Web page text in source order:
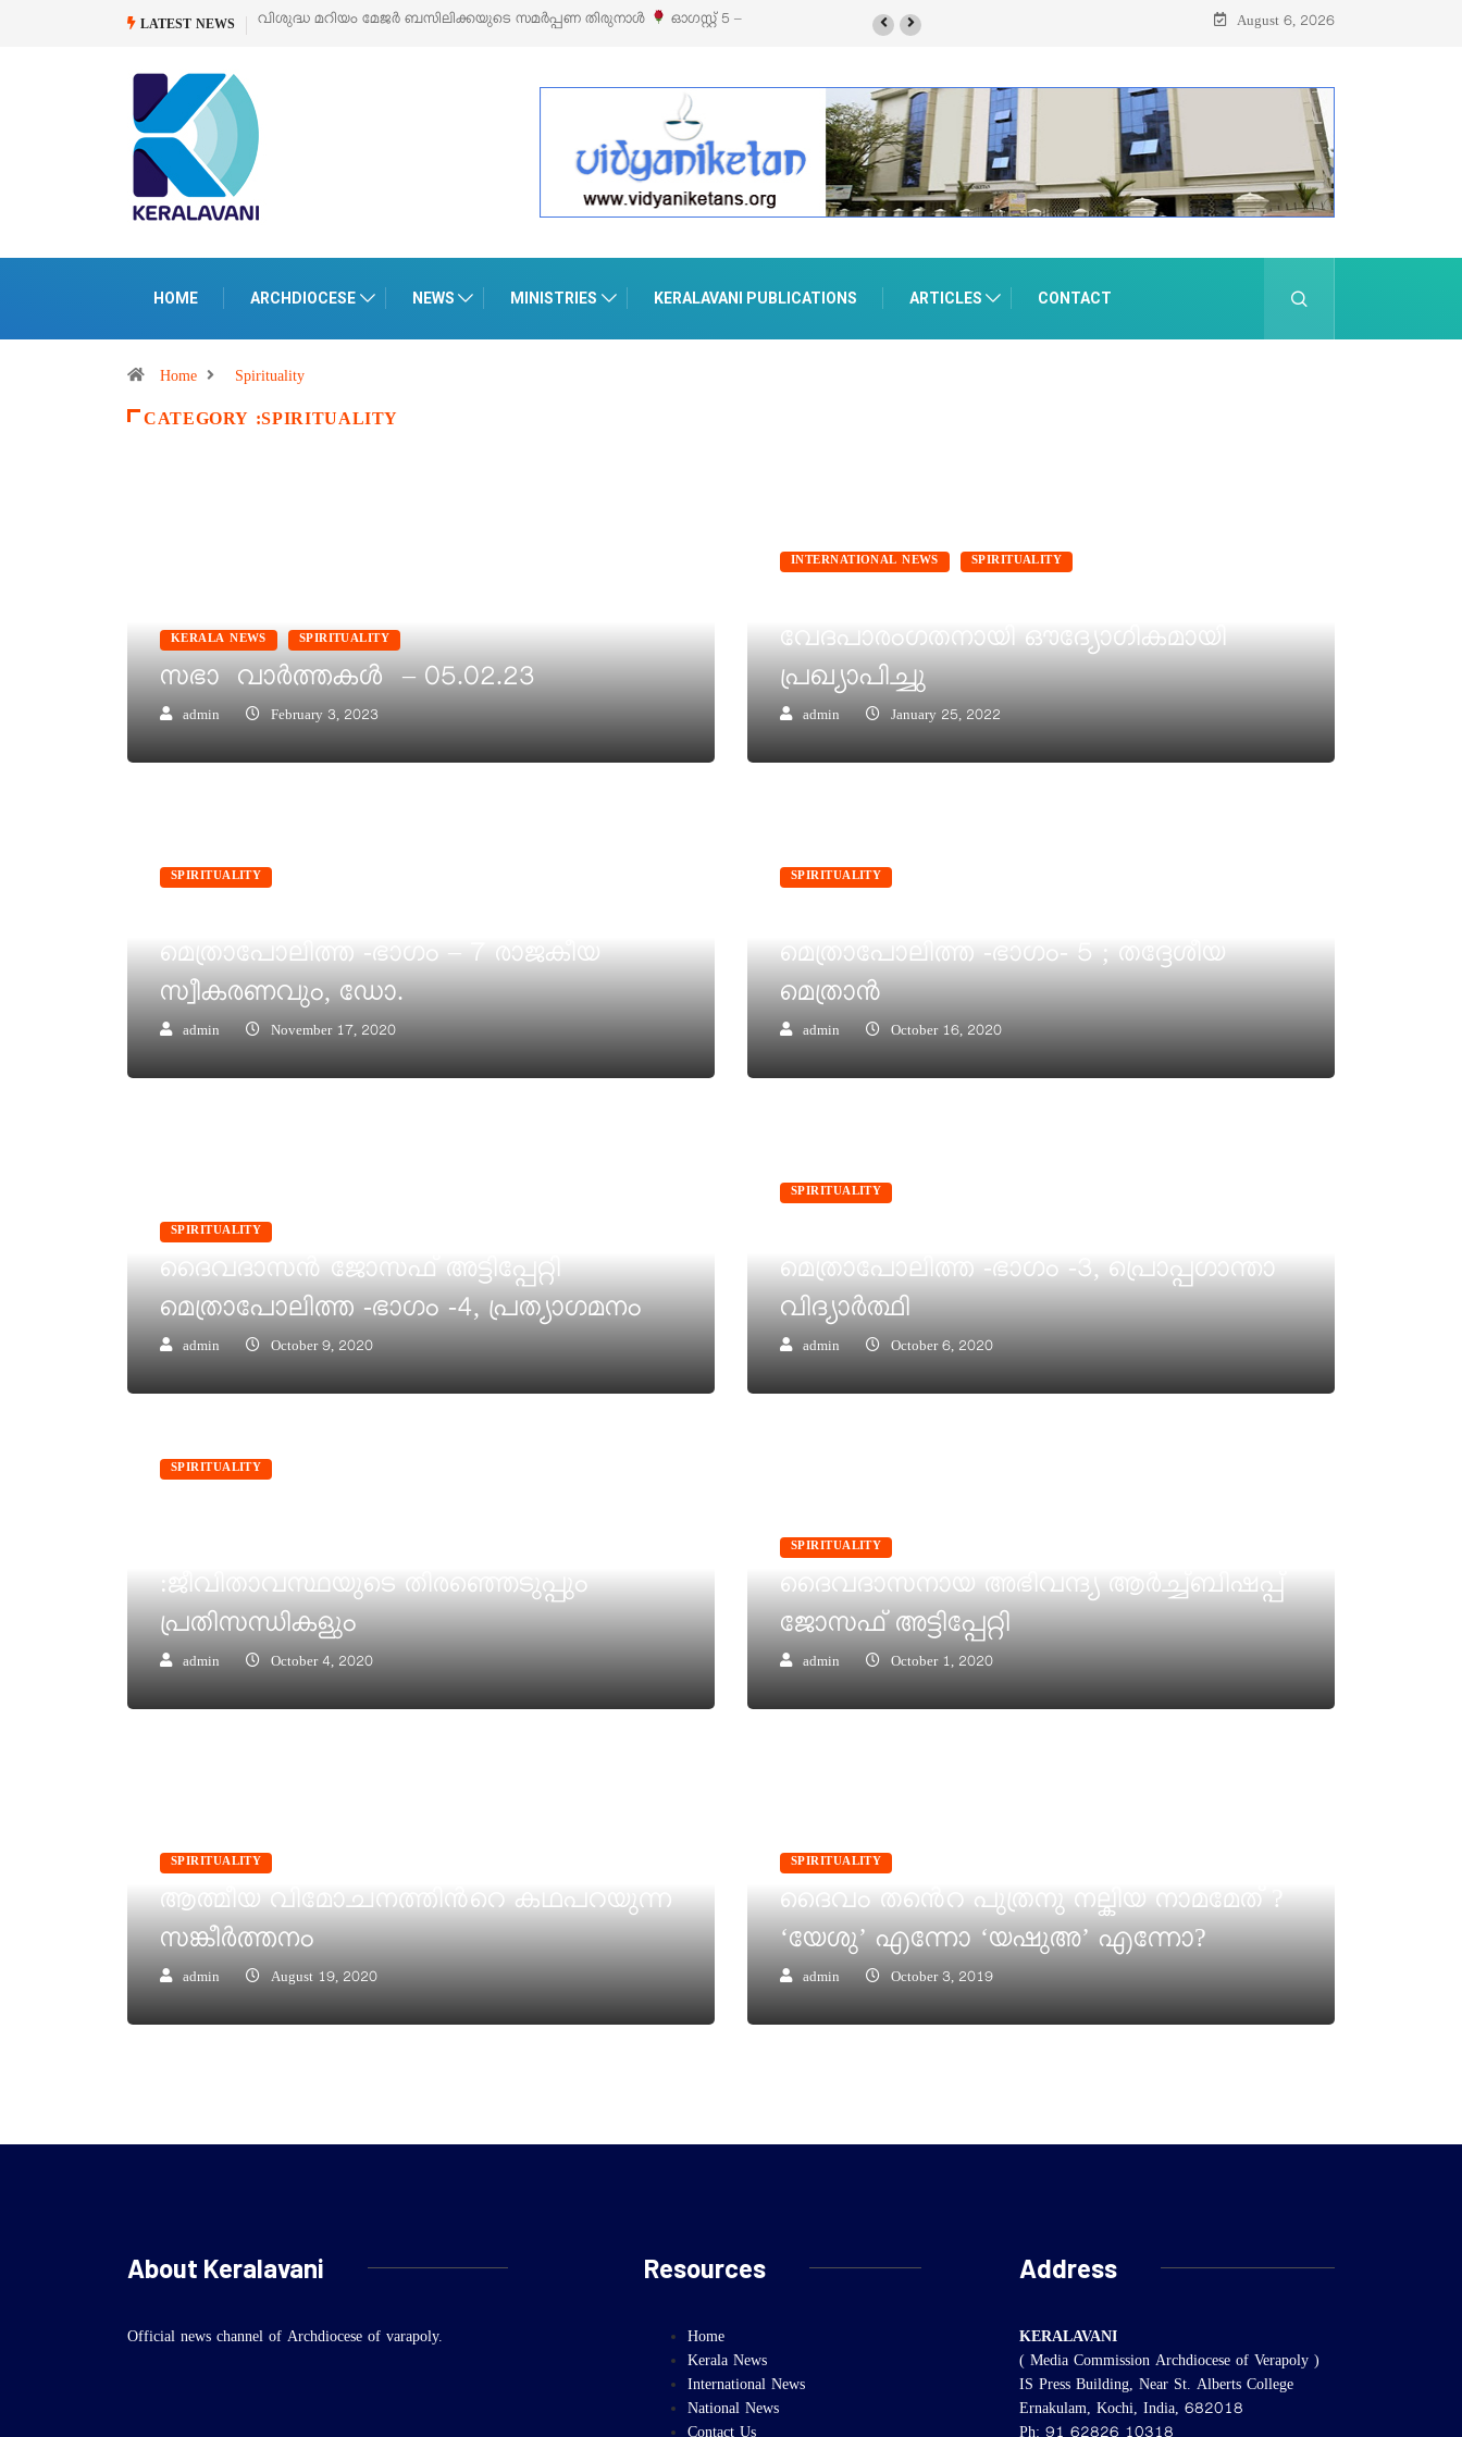
LATEST NEWS വിശുദ്ധ മറിയം മേജർ ബസിലിക്കയുടെ സമർപ്പണ തിരുനാൾ ഓഗസ്റ്റ് 5 – August 6, 2026
HOME ARCHDIOCESE NEWS MINISTRIES KERALAVANI PUBLICATIONS ARTICLES CONTACT
Home Spirituality
CATEGORY :SPIRITUALITY
KERALA NEWS SPIRITUALITY
സഭാ വാർത്തകൾ – 05.02.23
admin February 3, 2023
INTERNATIONAL NEWS SPIRITUALITY
വേദപാരംഗതനായി ഔദ്യോഗികമായി
പ്രഖ്യാപിച്ചു
admin January 25, 2022
SPIRITUALITY
മെത്രാപോലിത്ത -ഭാഗം – 7 രാജകീയ
സ്വീകരണവും, ഡോ.
admin November 17, 2020
SPIRITUALITY
മെത്രാപോലിത്ത -ഭാഗം- 5 ; തദ്ദേശീയ
മെത്രാൻ
admin October 16, 2020
SPIRITUALITY
ദൈവദാസൻ ജോസഫ് അട്ടിപ്പേറ്റി
മെത്രാപോലിത്ത -ഭാഗം -4, പ്രത്യാഗമനം
admin October 9, 2020
SPIRITUALITY
മെത്രാപോലിത്ത -ഭാഗം -3, പ്രൊപ്പഗാന്താ
വിദ്യാർത്ഥി
admin October 6, 2020
SPIRITUALITY
:ജീവിതാവസ്ഥയുടെ തിരഞ്ഞെടുപ്പും
പ്രതിസന്ധികളും
admin October 4, 2020
SPIRITUALITY
ദൈവദാസനായ അഭിവന്ദ്യ ആർച്ച്ബിഷപ്പ്
ജോസഫ് അട്ടിപ്പേറ്റി
admin October 1, 2020
SPIRITUALITY
ആത്മീയ വിമോചനത്തിന്‍റെ കഥപറയുന്ന
സങ്കീര്‍ത്തനം
admin August 19, 2020
SPIRITUALITY
ദൈവം തൻെറ പുത്രനു നല്കിയ നാമമേത് ?
‘യേശു’ എന്നോ ‘യഷുഅ’ എന്നോ?
admin October 3, 2019
About Keralavani
Official news channel of Archdiocese of varapoly.
Resources
Home
Kerala News
International News
National News
Address
KERALAVANI
( Media Commission Archdiocese of Verapoly )
IS Press Building, Near St. Alberts College
Ernakulam, Kochi, India, 682018